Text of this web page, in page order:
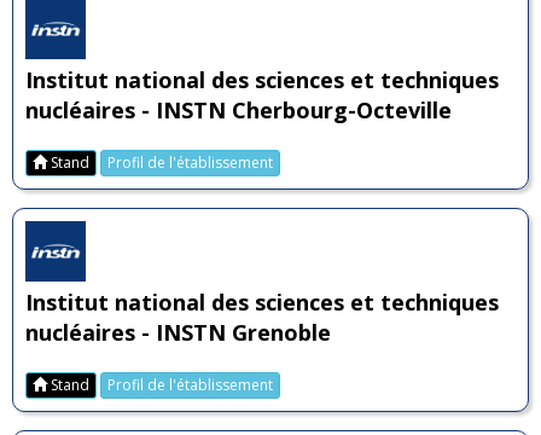
Institut national des sciences et techniques
nucléaires - INSTN Cherbourg-Octeville
Stand Profil de l'établissement
Institut national des sciences et techniques
nucléaires - INSTN Grenoble
Stand Profil de l'établissement